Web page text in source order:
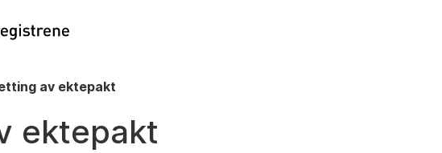
av ektepakt
ektepakt